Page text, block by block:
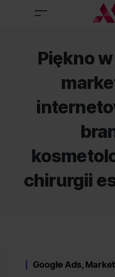
Piękno
chirurgii
Categories
Google Ads,